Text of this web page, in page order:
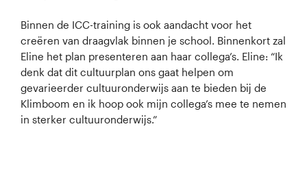
Binnen de ICC-training is ook aandacht voor het
creëren van draagvlak binnen je school. Binnenkort zal
Eline het plan presenteren aan haar collega’s. Eline: “Ik
denk dat dit cultuurplan ons gaat helpen om
gevarieerder cultuuronderwijs aan te bieden bij de
Klimboom en ik hoop ook mijn collega’s mee te nemen
in sterker cultuuronderwijs.”